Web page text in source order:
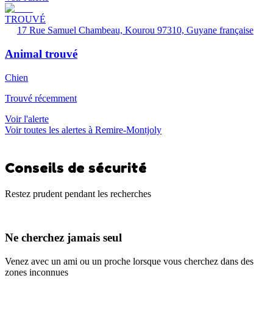
TROUVÉ
17 Rue Samuel Chambeau, Kourou 97310, Guyane française
Animal trouvé
Chien
Trouvé récemment
Voir l'alerte
Voir toutes les alertes à Remire-Montjoly
Conseils de sécurité
Restez prudent pendant les recherches
Ne cherchez jamais seul
Venez avec un ami ou un proche lorsque vous cherchez dans des
zones inconnues